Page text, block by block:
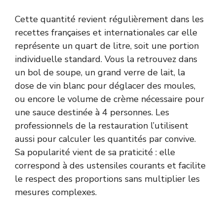
Cette quantité revient régulièrement dans les
recettes françaises et internationales car elle
représente un quart de litre, soit une portion
individuelle standard. Vous la retrouvez dans
un bol de soupe, un grand verre de lait, la
dose de vin blanc pour déglacer des moules,
ou encore le volume de crème nécessaire pour
une sauce destinée à 4 personnes. Les
professionnels de la restauration l’utilisent
aussi pour calculer les quantités par convive.
Sa popularité vient de sa praticité : elle
correspond à des ustensiles courants et facilite
le respect des proportions sans multiplier les
mesures complexes.